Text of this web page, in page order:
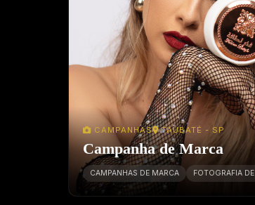
CAMPANHAS TAUBATÉ - SP
Campanha de Marca
CAMPANHAS DE MARCA FOTOGRAFIA